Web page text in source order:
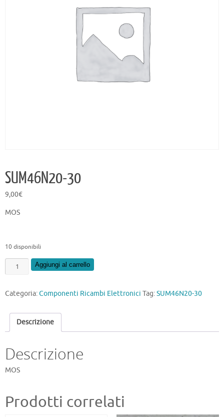
SUM46N20-30
9,00€
MOS
10 disponibili
SUM46N20-
30
Aggiungi al carrello
Categoria:Componenti Ricambi Elettronici Tag:SUM46N20-30
Descrizione
Descrizione
MOS
Prodotti correlati